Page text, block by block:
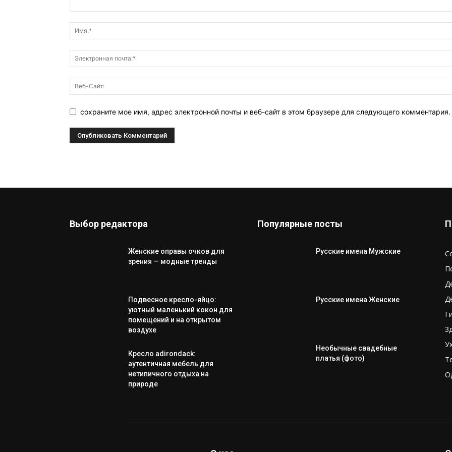
сохраните мое имя, адрес электронной почты и веб-сайт в этом браузере для следующего комментария.
Выбор редактора
Женские оправы очков для
зрения — модные тренды
Подвесное кресло-яйцо:
уютный маленький кокон для
помещений и на открытом
воздухе
Кресло adirondack:
аутентичная мебель для
нетипичного отдыха на
природе
Популярные посты
Русские имена Мужские
Русские имена Женские
Необычные свадебные
платья (фото)